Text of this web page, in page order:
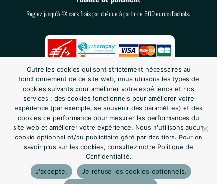
Réglez jusqu’à 4X sans frais par chèque à partir de 600 euros d’achats.
Suivez nous sur les réseaux :
Outre les cookies qui sont strictement nécessaires au
fonctionnement de ce site web, nous utilisons les types de
cookies suivants pour améliorer votre expérience et nos
services : des cookies fonctionnels pour améliorer votre
expérience (par exemple, se souvenir des paramètres) et des
cookies de performance pour mesurer les performances du
site web et améliorer votre expérience. Nous n'utilisons aucun
cookie optionnel et/ou publicitaire géré par des tiers. Pour en
savoir plus sur les cookies, consultez notre Politique de
Confidentialité.
J'accepte.
Je refuse les cookies optionnels.